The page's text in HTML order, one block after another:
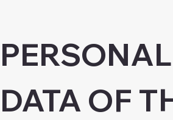
PERSONAL
DATA OF